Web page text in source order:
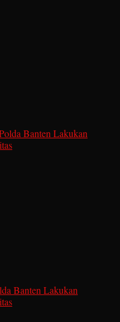
Banten Lakukan
Banten Lakukan